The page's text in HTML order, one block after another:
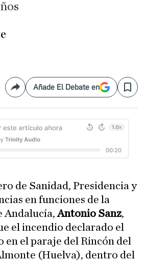
CompartirAñade El Debate en Save
de Sanidad, Presidencia y
en funciones de la
Andalucía,Antonio Sanz,
el incendio declarado el
en el paraje del Rincón del
(Huelva), dentro del